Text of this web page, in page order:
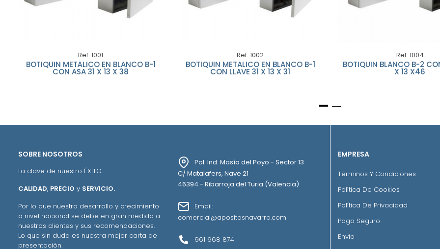
Ref. 1001
BOTIQUIN METÁLICO EN BLANCO B-1
CON ASA 31 X 13 X 38
Ref. 1002
BOTIQUIN METALICO EN BLANCO B-1
CON LLAVE 31 X 13 X 31
Ref. 1004
BOTIQUIN BLANCO B-2
X 13 X46
SOBRE NOSOTROS
La clave de nuestro ÉXITO:
CALIDAD, PRECIO y SERVICIO.
Por lo que nuestro desarrollo y crecimiento
a nivel nacional se debe en gran medida a
nuestros clientes y sus recomendaciones.
Lo que sin duda es nuestra mejor carta de
presentación.
Pol. Ind. Masía del Poyo - Sector 13
C/ Matalafers, Nave 21
46394 - Ribarroja del Turia (Valencia)
Email:
comercial@apositosnavarro.com
961 668 874
EMPRESA
Términos Y Condiciones
Política De Cookies
Política De Privacidad
Pago Seguro
Envío